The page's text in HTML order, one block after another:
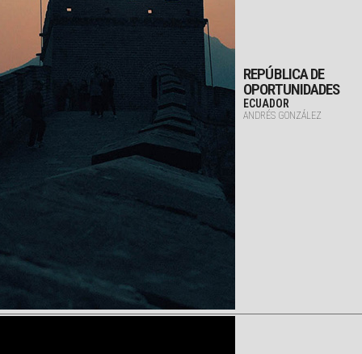
REPÚBLICA DE
OPORTUNIDADES
ECUADOR
ANDRÉS GONZÁLEZ